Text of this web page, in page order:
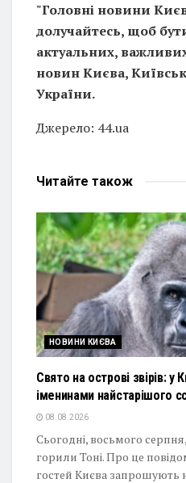
"Головні новини
долучайтесь, щоб бути
актуальних,
новин Києва,
України.
Джерело: 44.ua
Читайте також
НОВИНИ КИЄВА
Свято на острові звірів: у
іменинами найстарішого
08.08.2026
Сьогодні, восьмого
горили Тоні. Про це
гостей Києва запрошують